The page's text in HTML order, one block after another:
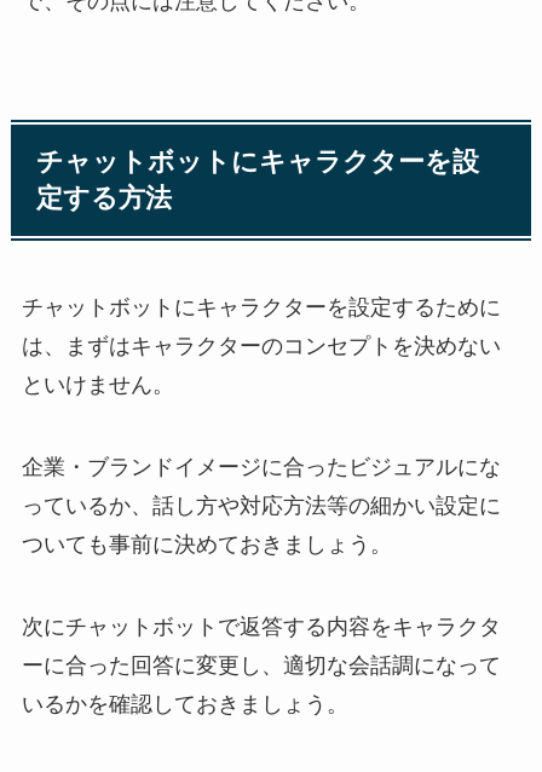
チャットボットにキャラクターを設
定する方法
チャットボットにキャラクターを設定するために
は、まずはキャラクターのコンセプトを決めない
といけません。
企業・ブランドイメージに合ったビジュアルにな
っているか、話し方や対応方法等の細かい設定に
ついても事前に決めておきましょう。
次にチャットボットで返答する内容をキャラクタ
ーに合った回答に変更し、適切な会話調になって
いるかを確認しておきましょう。